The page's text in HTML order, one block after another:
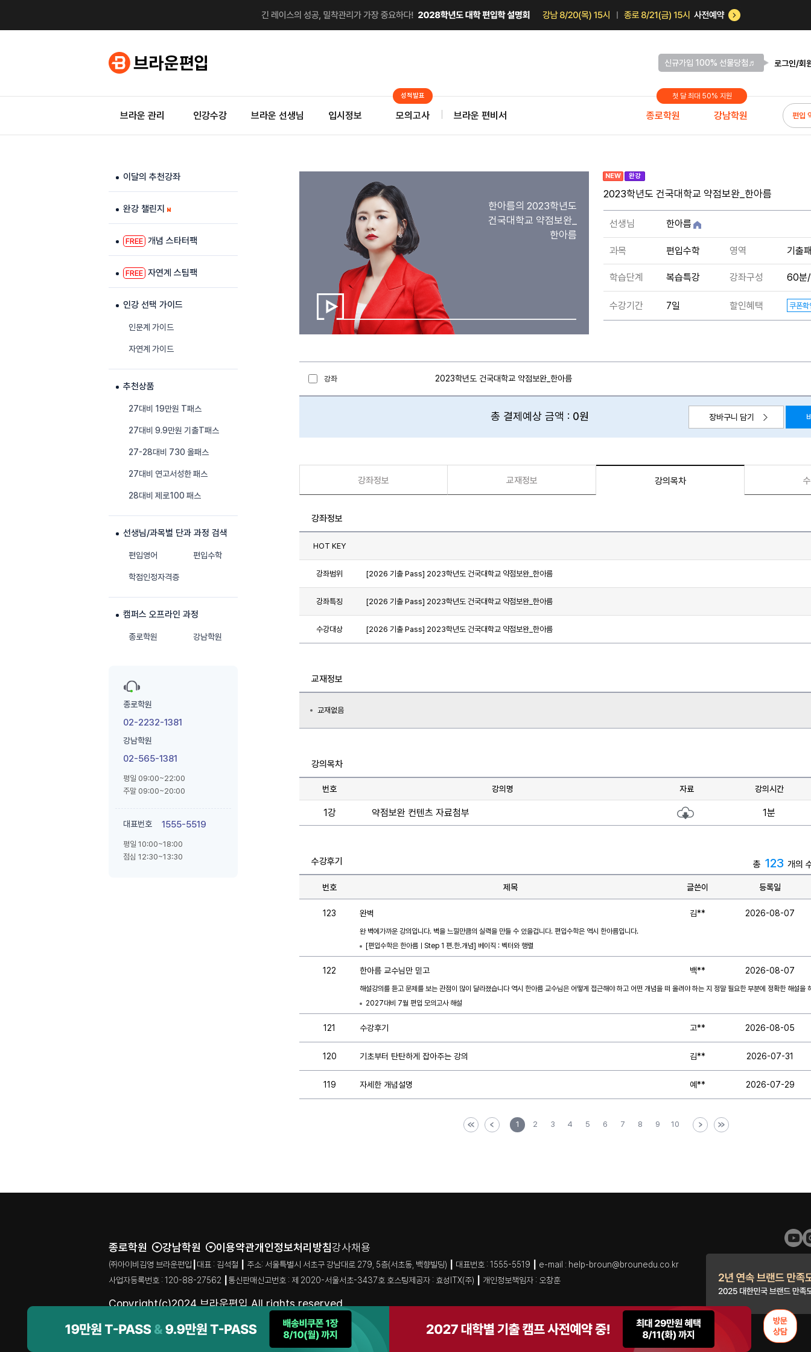
신규가입 100% 선물당첨♬ 로그인/회
브라운 관리 인강수강 브라운 선생님 입시정보 모의고사
성적발표
브라운 편비서 종로학원
첫 달 최대 50% 지원
강남학원 편입
이달의 추천강좌
완강 챌린지
FREE 개념 스타터팩
FREE 자연계 스팀팩
인강 선택 가이드
인문계 가이드
자연계 가이드
추천상품
27대비 19만원 T패스
27대비 9.9만원 기출T패스
27-28대비 730 올패스
27대비 연고서성한 패스
28대비 제로100 패스
선생님/과목별 단과 과정 검색
편입영어 편입수학
학점인정자격증
캠퍼스 오프라인 과정
종로학원 강남학원
종로학원
02-2232-1381
강남학원
02-565-1381
평일 09:00~22:00
주말 09:00~20:00
대표번호 1555-5519
평일 10:00~18:00
점심 12:30~13:30
한아름의 2023학년도
건국대학교 약점보완_
한아름
NEW 완강
2023학년도 건국대학교 약점보완_한아름
선생님 한아름
과목 편입수학 영역 기출
학습단계 복습특강 강좌구성 60분/
수강기간 7일 할인혜택 쿠폰확
강좌 2023학년도 건국대학교 약점보완_한아름
총 결제예상 금액 : 0원 장바구니 담기
강좌정보 교재정보 강의목차
강좌정보
HOT KEY
강좌범위 [2026 기출 Pass] 2023학년도 건국대학교 약점보완_한아름
강좌특징 [2026 기출 Pass] 2023학년도 건국대학교 약점보완_한아름
수강대상 [2026 기출 Pass] 2023학년도 건국대학교 약점보완_한아름
교재정보
교재없음
강의목차
번호 강의명 자료 강의시간
1강 약점보완 컨텐츠 자료첨부 1분
수강후기 총 123 개의
번호 제목 글쓴이 등록일
123 완벽 김** 2026-08-07
완 벽에가까운 강의입니다. 벽을 느낄만큼의 실력을 만들 수 있을겁니다. 편입수학은 역시 한아름입니다.
[편입수학은 한아름ㅣStep 1 편.한.개념] 베이직 : 벡터와 행렬
122 한아름 교수님만 믿고 백** 2026-08-07
해설강의를 듣고 문제를 보는 관점이 많이 달라졌습니다 역시 한아름 교수님은 어떻게 접근해야 하고 어떤 개념을 떠 올려야 하는 지 정말 필요한 부분에 정확한 해설을
2027대비 7월 편입 모의고사 해설
121 수강후기 고** 2026-08-05
120 기초부터 탄탄하게 잡아주는 강의 김** 2026-07-31
119 자세한 개념설명 예** 2026-07-29
1 2 3 4 5 6 7 8 9 10
종로학원 강남학원 이용약관개인정보처리방침강사채용
㈜아이비김영 브라운편입┃대표 : 김석철 ┃ 주소: 서울특별시 서초구 강남대로 279, 5층(서초동, 백향빌딩) ┃ 대표번호 : 1555-5519 ┃ e-mail : help-broun@brounedu.co.kr
사업자등록번호 : 120-88-27562 ┃통신판매신고번호 : 제 2020-서울서초-3437호 호스팅제공자 : 효성ITX(주) ┃ 개인정보책임자 : 오창훈
Copyright(c)2024 브라운편입 All rights reserved.